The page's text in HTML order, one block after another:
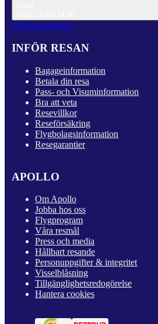
Till Kundservice
INFÖR RESAN
Bagageinformation
Betala din resa
Pass- och Visuminformation
Bra att veta
Resevillkor
Reseförsäkring
Flygbolagsinformation
Resegarantier
APOLLO
Om Apollo
Jobba hos oss
Flygprogram
Våra resmål
Press och media
Hållbart resande
Personuppgifter & integritet
Visselblåsning
Tillgänglighetsredogörelse
Hantera cookies